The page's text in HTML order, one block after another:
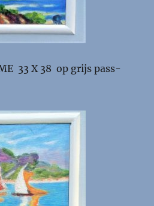
33 X 38 op grijs pass-